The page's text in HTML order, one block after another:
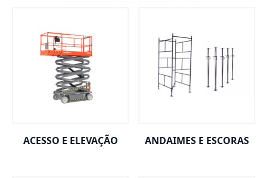
ACESSO E ELEVAÇÃO ANDAIMES E ESCORAS